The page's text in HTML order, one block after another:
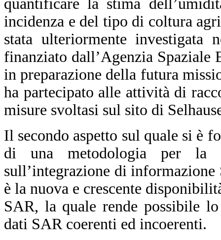
quantificare la stima
incidenza e del tipo di coltura
stata ulteriormente investigata
finanziato dall’Agenzia Spaziale
in preparazione della futura
ha partecipato alle attività di
misure svoltasi sul sito di
Il secondo aspetto sul quale si è
di una metodologia per la
sull’integrazione di
è la nuova e crescente
SAR, la quale rende possibile
dati SAR coerenti ed incoerenti.